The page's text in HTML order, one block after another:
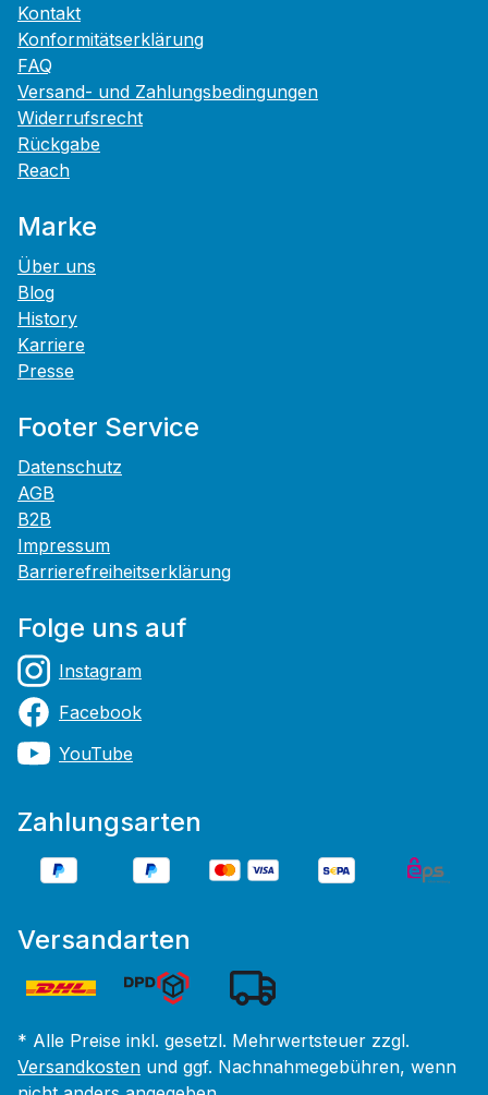
Kontakt
Konformitätserklärung
FAQ
Versand- und Zahlungsbedingungen
Widerrufsrecht
Rückgabe
Reach
Marke
Über uns
Blog
History
Karriere
Presse
Footer Service
Datenschutz
AGB
B2B
Impressum
Barrierefreiheitserklärung
Folge uns auf
Instagram
Facebook
YouTube
Zahlungsarten
Versandarten
* Alle Preise inkl. gesetzl. Mehrwertsteuer zzgl.
Versandkosten und ggf. Nachnahmegebühren, wenn